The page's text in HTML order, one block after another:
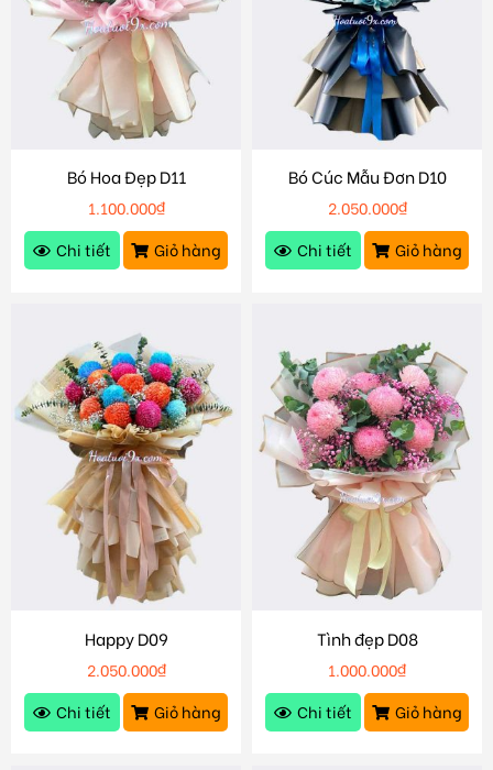
Bó Hoa Đẹp D11
1.100.000₫
Chi tiết
Giỏ hàng
Bó Cúc Mẫu Đơn D10
2.050.000₫
Chi tiết
Giỏ hàng
Happy D09
2.050.000₫
Chi tiết
Giỏ hàng
Tình đẹp D08
1.000.000₫
Chi tiết
Giỏ hàng